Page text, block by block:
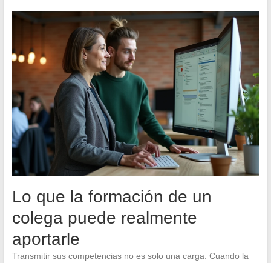
Lo que la formación de un
colega puede realmente
aportarle
Transmitir sus competencias no es solo una carga. Cuando la